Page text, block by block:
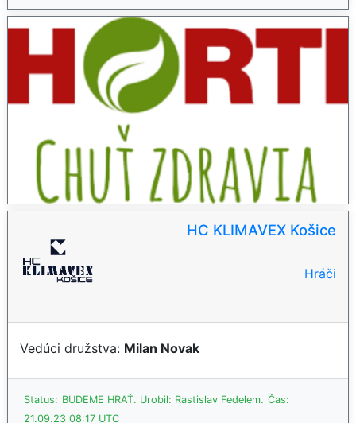
HC KLIMAVEX Košice
Hráči
Vedúci družstva: Milan Novak
Status: BUDEME HRAŤ. Urobil: Rastislav Fedelem. Čas:
21.09.23 08:17 UTC